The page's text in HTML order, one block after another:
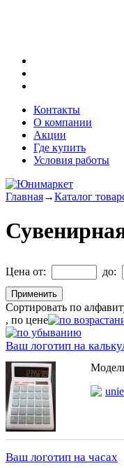
Контакты
О компании
Акции
Где купить
Условия работы
Главная→Каталог
Цена от: до:
Сортировать по
, по цене
Ваш логотип на
Ваш логотип на часах